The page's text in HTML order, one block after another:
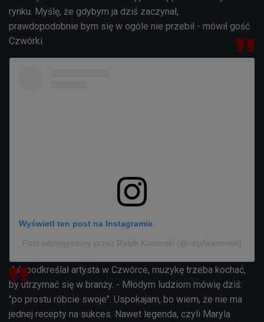
rynku. Myślę, że gdybym ja dziś zaczynał,
prawdopodobnie bym się w ogóle nie przebił - mówił gość
Czwórki.
Wyświetl ten post na Instagramie
Post udostępniony przez Ralph Kaminski (@ralphkaminski)
Jak podkreślał artysta w Czwórce, muzykę trzeba kochać,
by utrzymać się w branży. - Młodym ludziom mówię dziś:
"po prostu róbcie swoje". Uspokajam, bo wiem, że nie ma
jednej recepty na sukces. Nawet legenda, czyli Maryla